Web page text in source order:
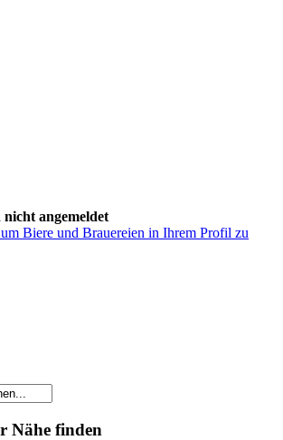
nicht angemeldet
Biere und Brauereien in Ihrem Profil zu
Nähe finden